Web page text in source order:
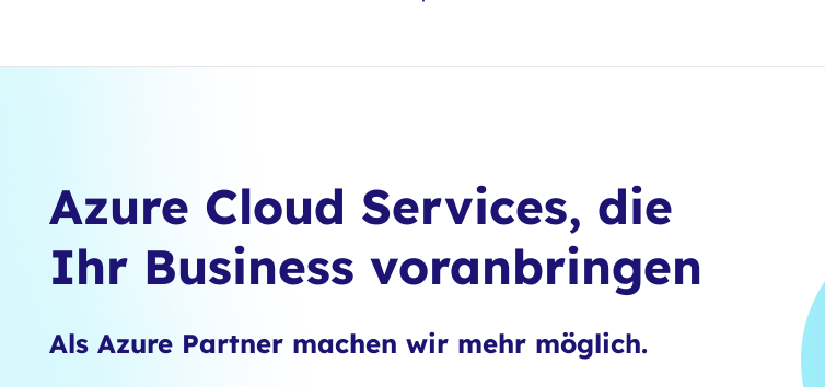
Azure Cloud Services, die
Ihr Business voranbringen
Als Azure Partner machen wir mehr möglich.